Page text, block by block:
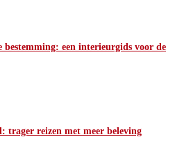
bestemming: een interieurgids voor de
trager reizen met meer beleving